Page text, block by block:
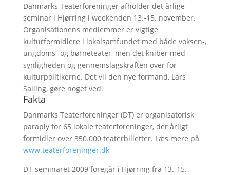
Danmarks Teaterforeninger afholder det årlige
seminar i Hjørring i weekenden 13.-15. november.
Organisationens medlemmer er vigtige
kulturformidlere i lokalsamfundet med både voksen-,
ungdoms- og børneteater, men det kniber med
synligheden og gennemslagskraften over for
kulturpolitikerne. Det vil den nye formand, Lars
Salling, gøre noget ved.
Fakta
Danmarks Teaterforeninger (DT) er organisatorisk
paraply for 65 lokale teaterforeninger, der årligt
formidler over 350.000 teaterbilletter. Læs mere på
www.teaterforeninger.dk
DT-seminaret 2009 foregår i Hjørring fra 13.-15.